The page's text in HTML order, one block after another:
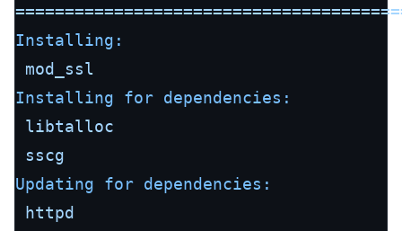
Installing:
mod_ssl
Installing for dependencies:
libtalloc
sscg
Updating for dependencies:
httpd